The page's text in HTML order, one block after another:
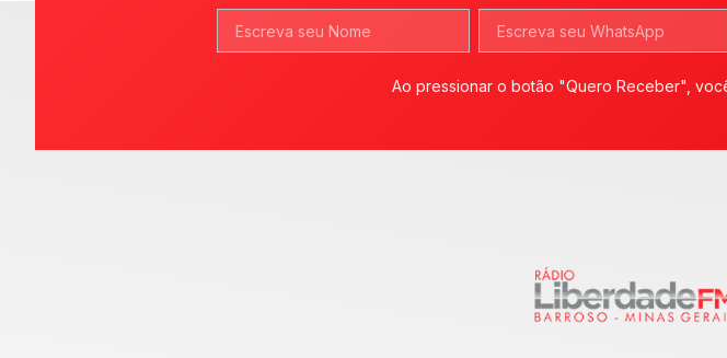
Ao pressionar o botão "Quero Receber",